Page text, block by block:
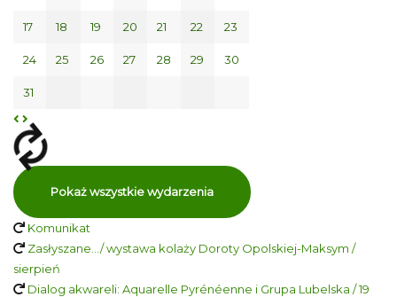
17 18 19 20 21 22 23
24 25 26 27 28 29 30
31
Pokaż wszystkie wydarzenia
Komunikat
Zasłyszane…/ wystawa kolaży Doroty Opolskiej-Maksym /
sierpień
Dialog akwareli: Aquarelle Pyrénéenne i Grupa Lubelska / 19